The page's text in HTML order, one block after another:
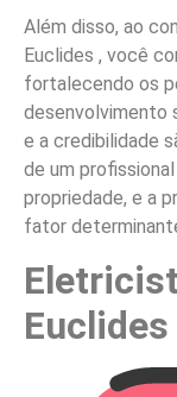
Além disso, ao
Euclides , você
fortalecendo os
desenvolvimento
e a credibilidade
de um
propriedade, e a
fator
Euclides